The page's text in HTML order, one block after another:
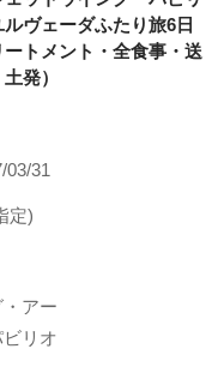
ヴェーダふたり旅6日
トメント・全食事・送
発）
03/31
定)
アー
リオ